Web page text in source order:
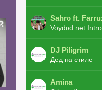
Voydod.net Intro
DJ Piligrim
Дед на стиле
Amina